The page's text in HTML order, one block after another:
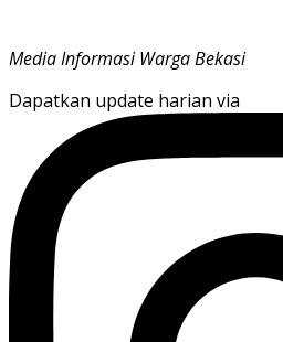
Media Informasi Warga Bekasi
Dapatkan update harian via